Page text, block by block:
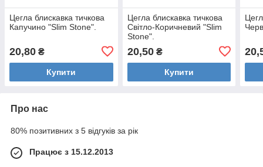
Цегла блискавка тичкова
Капучино "Slim Stone".
20,80 ₴
Купити
Цегла блискавка тичкова
Світло-Коричневий "Slim
Stone".
20,50₴
Купити
Про нас
80% позитивних з 5 відгуків за рік
Працює з 15.12.2013